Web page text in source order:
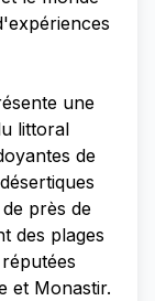
une
littoral
de
près de
des plages
et Monastir.